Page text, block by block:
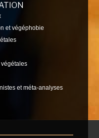
et végéphobie
et méta-analyses